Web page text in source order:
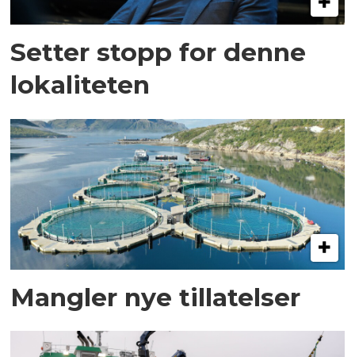
Setter stopp for denne
lokaliteten
Mangler nye tillatelser